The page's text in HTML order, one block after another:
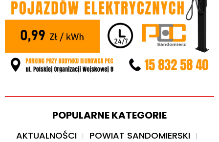
POPULARNE KATEGORIE
AKTUALNOŚCI
POWIAT SANDOMIERSKI